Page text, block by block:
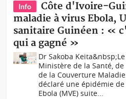
Info
Côte d'Ivoire-
maladie à virus Ebola,
sanitaire Guinéen : «
qui a gagné »
Dr Sakoba
Ministère de la Santé,
de la Couverture
déclaré une épidémie
Ebola (MVE) suite...